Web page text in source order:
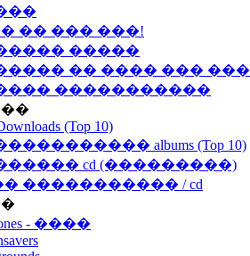
�� ��� ���!
�����
�� ���� ���
�����������
(Top 10)
albums (Top 10)
cd (���������)
����������� / cd
- ����